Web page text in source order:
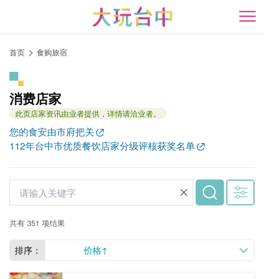
开
首页 食购旅宿
消费店家
此页店家资讯由业者提供，详情请洽业者。
您的食安由市府把关
112年台中市优质餐饮店家分级评核获奖名单
共有 351 项结果
排序： 价格↑